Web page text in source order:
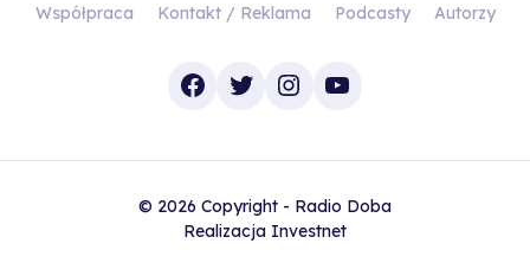
Współpraca Kontakt / Reklama Podcasty Autorzy
Facebook
TwitterInstagram
YouTube
© 2026 Copyright - Radio Doba
Realizacja Investnet